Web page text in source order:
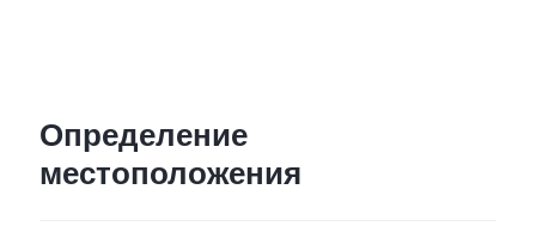
Определение
местоположения